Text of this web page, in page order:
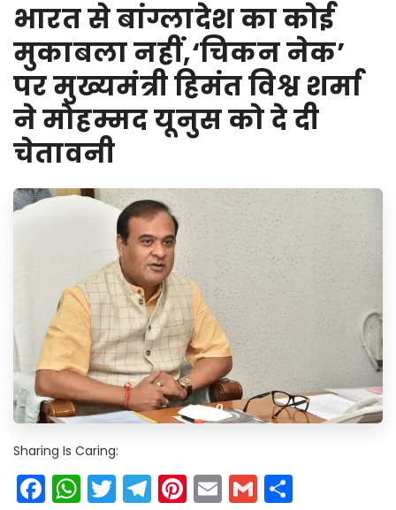
भारत से बांग्लादेश का कोई
मुकाबला नहीं,‘चिकन नेक’
पर मुख्यमंत्री हिमंत विश्व शर्मा
ने मोहम्मद यूनुस को दे दी
चेतावनी
Sharing Is Caring:
Facebook
WhatsApp
Twitter
Telegram
Pinterest
EmailGmail